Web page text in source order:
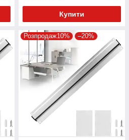
Купити
Розпродаж10% –20%